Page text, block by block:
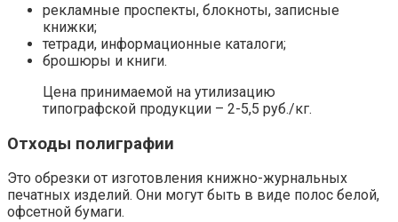
рекламные проспекты, блокноты, записные
книжки;
тетради, информационные каталоги;
брошюры и книги.
Цена принимаемой на утилизацию
типографской продукции – 2-5,5 руб./кг.
Отходы полиграфии
Это обрезки от изготовления книжно-журнальных
печатных изделий. Они могут быть в виде полос белой,
офсетной бумаги.